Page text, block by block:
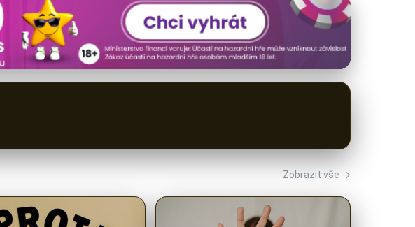
Zobrazit vše →